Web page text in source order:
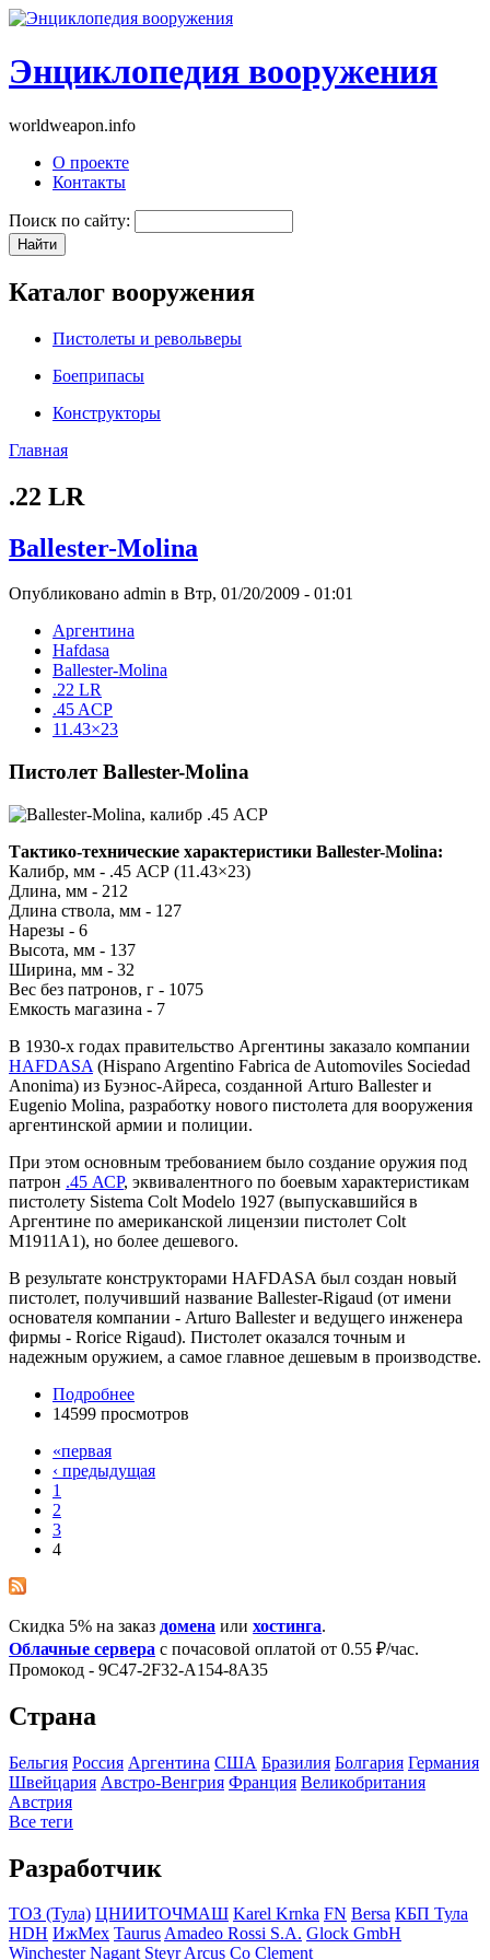
Энциклопедия вооружения
worldweapon.info
О проекте
Контакты
Поиск по сайту:
Каталог вооружения
Пистолеты и револьверы
Боеприпасы
Конструкторы
Главная
.22 LR
Ballester-Molina
Опубликовано admin в Втр, 01/20/2009 - 01:01
Аргентина
Hafdasa
Ballester-Molina
.22 LR
.45 ACP
11.43×23
Пистолет Ballester-Molina
Тактико-технические характеристики Ballester-Molina:
Калибр, мм - .45 АСР (11.43×23)
Длина, мм - 212
Длина ствола, мм - 127
Нарезы - 6
Высота, мм - 137
Ширина, мм - 32
Вес без патронов, г - 1075
Емкость магазина - 7
В 1930-х годах правительство Аргентины заказало компании
HAFDASA (Hispano Argentino Fabrica de Automoviles Sociedad
Anonima) из Буэнос-Айреса, созданной Arturo Ballester и
Eugenio Molina, разработку нового пистолета для вооружения
аргентинской армии и полиции.
При этом основным требованием было создание оружия под
патрон .45 АСР, эквивалентного по боевым характеристикам
пистолету Sistema Colt Modelo 1927 (выпускавшийся в
Аргентине по американской лицензии пистолет Colt
M1911A1), но более дешевого.
В результате конструкторами HAFDASA был создан новый
пистолет, получивший название Ballester-Rigaud (от имени
основателя компании - Arturo Ballester и ведущего инженера
фирмы - Rorice Rigaud). Пистолет оказался точным и
надежным оружием, а самое главное дешевым в производстве.
Подробнее
14599 просмотров
«первая
‹ предыдущая
1
2
3
4
Скидка 5% на заказ домена или хостинга.
Облачные сервера с почасовой оплатой от 0.55 ₽/час.
Промокод - 9C47-2F32-A154-8A35
Страна
Бельгия Росcия Аргентина США Бразилия Болгария Германия
Швейцария Австро-Венгрия Франция Великобритания
Австрия
Все теги
Разработчик
ТОЗ (Тула) ЦНИИТОЧМАШ Karel Krnka FN Bersa КБП Тула
HDH ИжМех TaurusAmadeo Rossi S.A. Glock GmbH
Winchester Nagant SteyrArcus Co Clement